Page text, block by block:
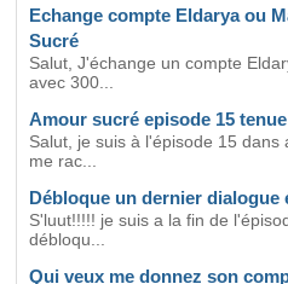
Echange compte Eldarya ou
Sucré
Salut, J'échange un compte
avec 300...
Amour sucré episode 15 tenue
Salut, je suis à l'épisode 15
me rac...
Débloque un dernier dialogue
S'luut!!!!! je suis a la fin de
débloqu...
Qui veux me donnez son